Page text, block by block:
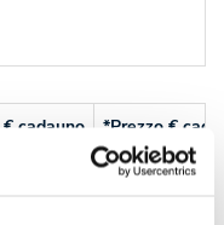
cadauno *Prezzo €
€ 8,82